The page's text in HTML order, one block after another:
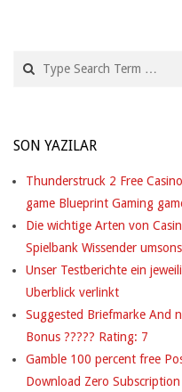
SON YAZILAR
Thunderstruck 2 Free
game Blueprint Gaming
Die wichtige Arten von
Spielbank Wissender
Unser Testberichte ein
Uberblick verlinkt
Suggested Briefmarke And
Bonus ????? Rating: 7
Gamble 100 percent free
Download Zero Subscription